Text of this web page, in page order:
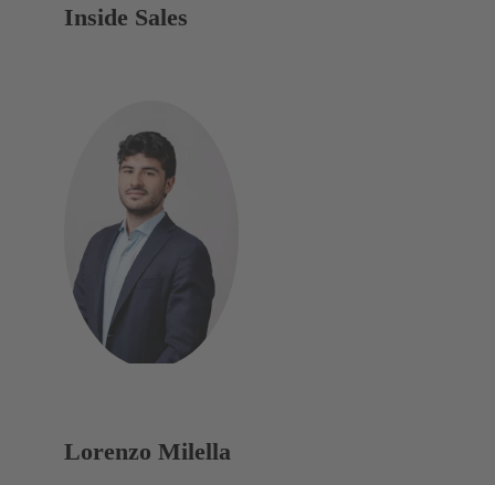
Inside Sales
Lorenzo Milella